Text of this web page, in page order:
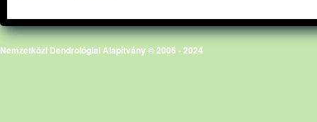
Nemzetközi Dendrológiai Alapítvány © 2006 - 2024